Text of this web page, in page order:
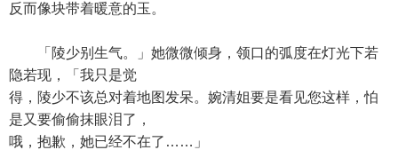
反而像块带着暖意的玉。
「陵少别生气。」她微微倾身，领口的弧度在灯光下若
隐若现，「我只是觉
得，陵少不该总对着地图发呆。婉清姐要是看见您这样，怕
是又要偷偷抹眼泪了，
哦，抱歉，她已经不在了……」